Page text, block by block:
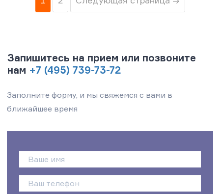
Запишитесь на прием или позвоните
нам +7 (495) 739-73-72
Заполните форму, и мы свяжемся с вами в
ближайшее время